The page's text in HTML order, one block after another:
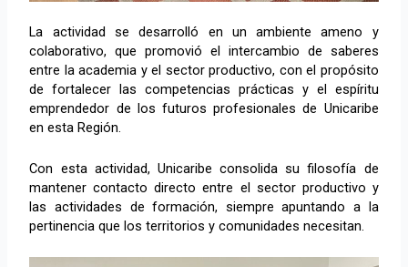
La actividad se desarrolló en un ambiente ameno y
colaborativo, que promovió el intercambio de saberes
entre la academia y el sector productivo, con el propósito
de fortalecer las competencias prácticas y el espíritu
emprendedor de los futuros profesionales de Unicaribe
en esta Región.
Con esta actividad, Unicaribe consolida su filosofía de
mantener contacto directo entre el sector productivo y
las actividades de formación, siempre apuntando a la
pertinencia que los territorios y comunidades necesitan.